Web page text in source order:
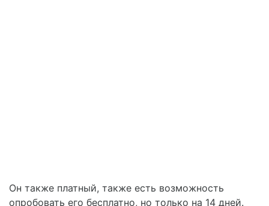
Он также платный, также есть возможность
опробовать его бесплатно, но только на 14 дней.